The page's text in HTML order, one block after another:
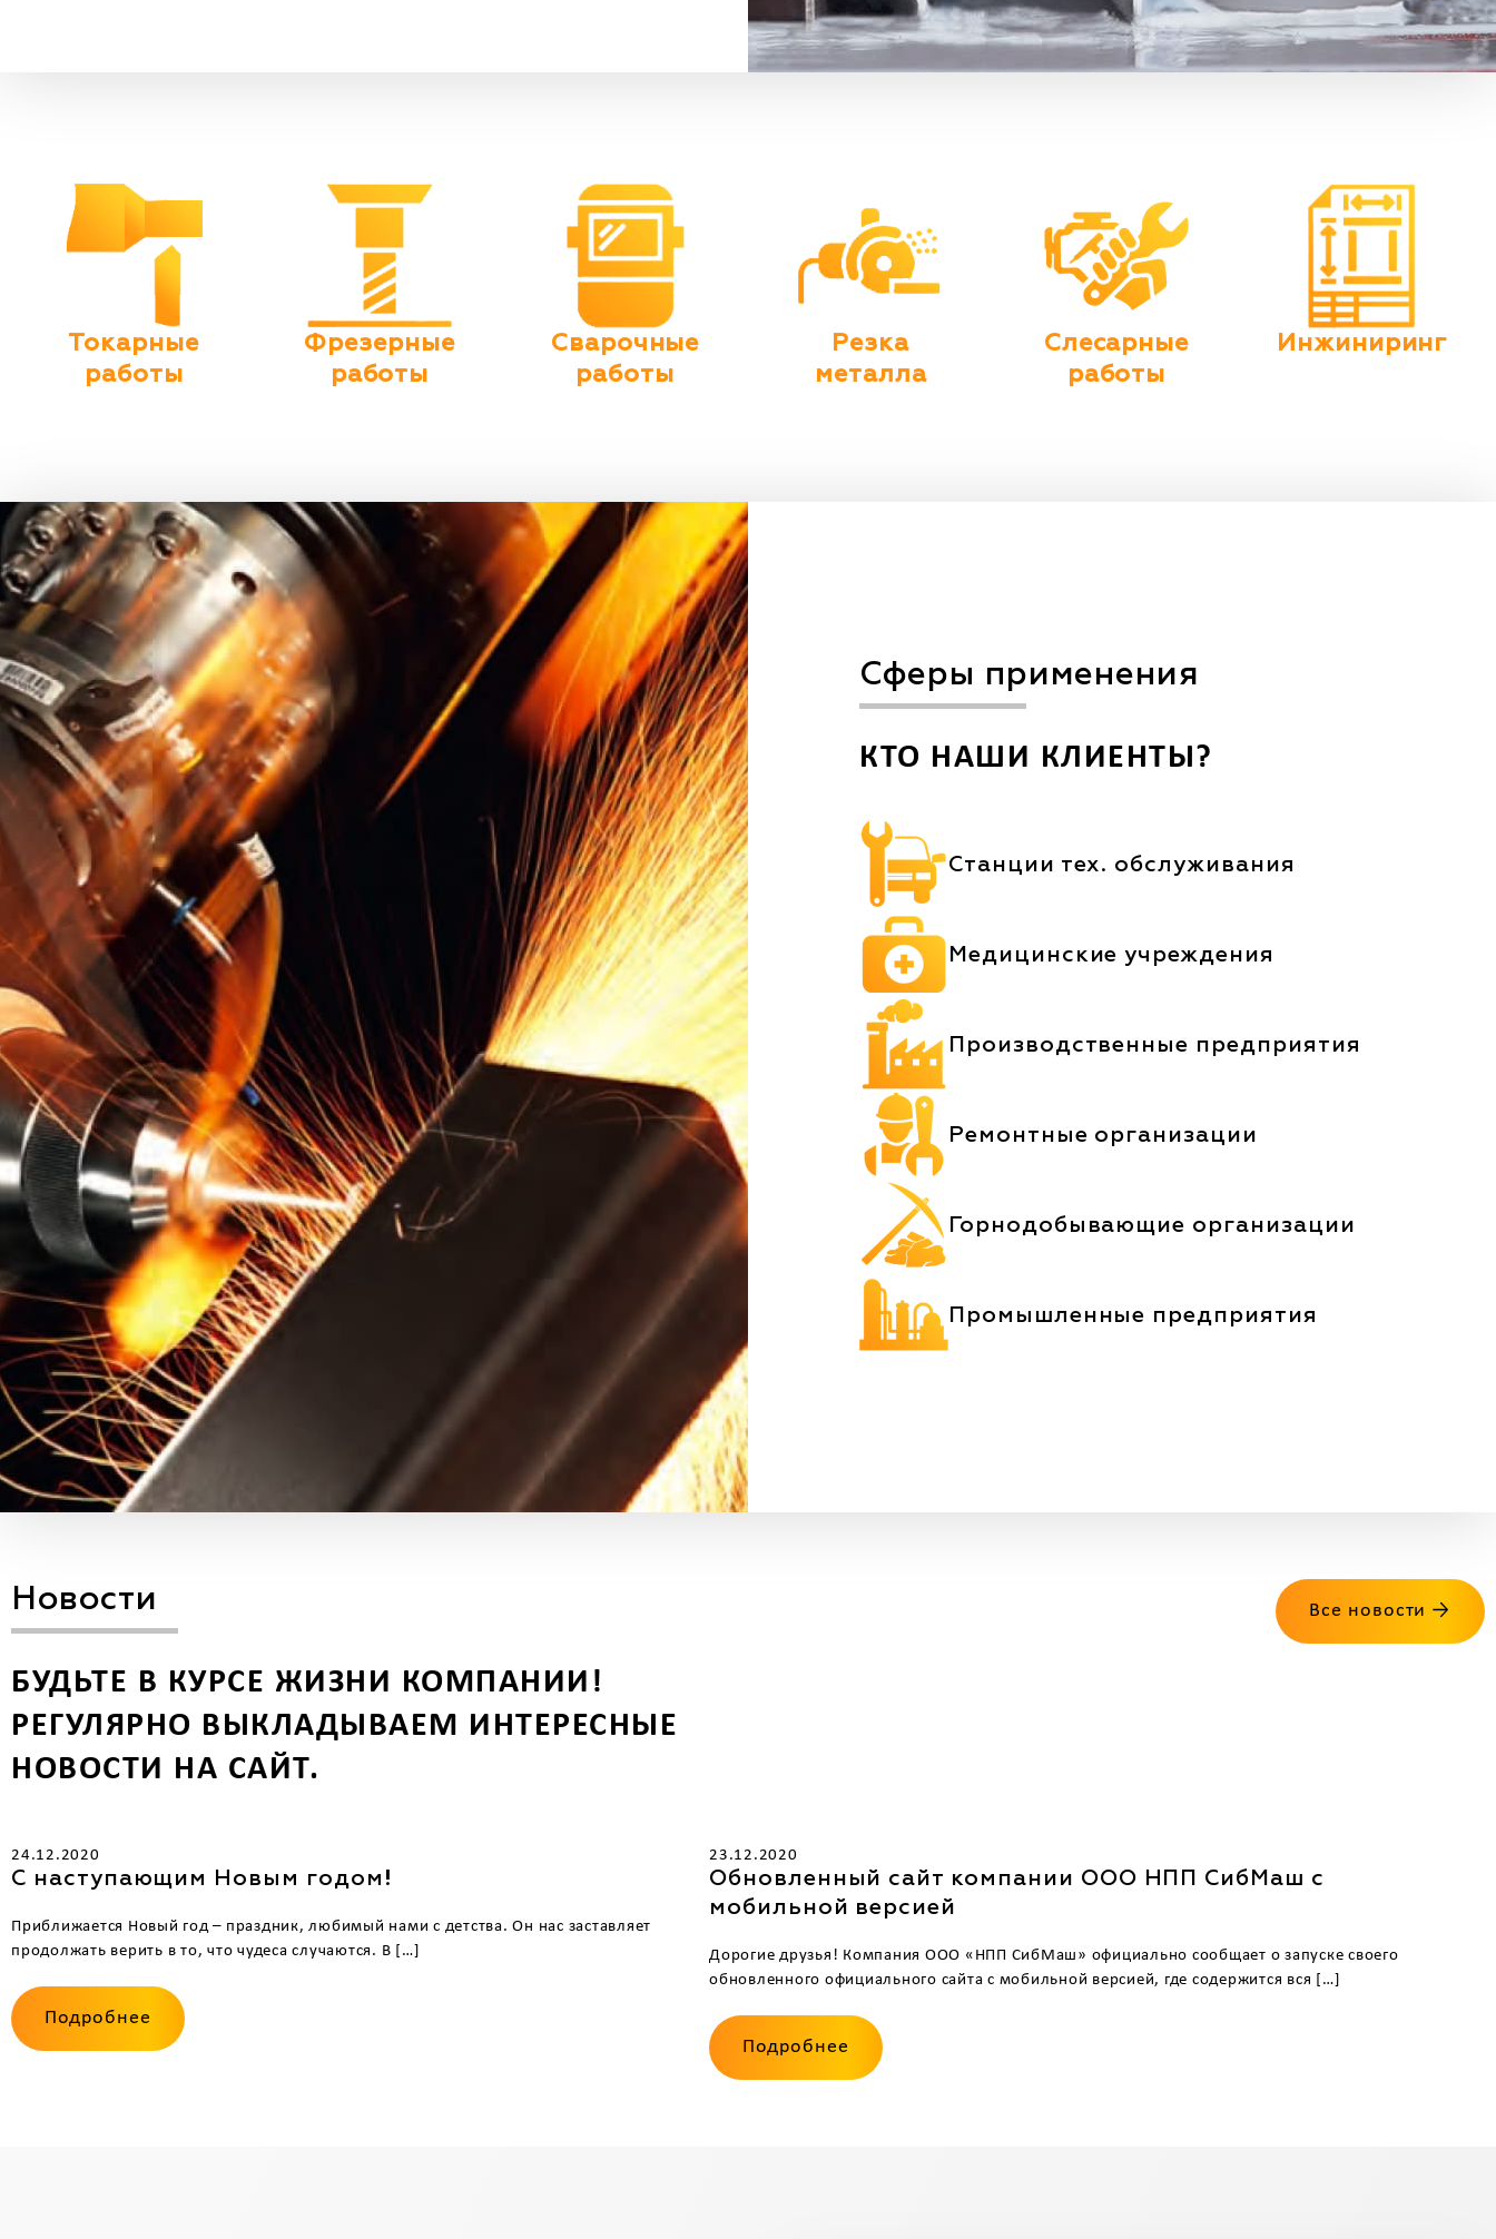
Токарные
работы
Фрезерные
работы
Сварочные
работы
Резка
металла
Слесарные
работы
Инжиниринг
Сферы применения
КТО НАШИ КЛИЕНТЫ?
Станции тех. обслуживания
Медицинские учреждения
Производственные предприятия
Ремонтные организации
Горнодобывающие организации
Промышленные предприятия
Новости Все новости →
БУДЬТЕ В КУРСЕ ЖИЗНИ КОМПАНИИ!
РЕГУЛЯРНО ВЫКЛАДЫВАЕМ ИНТЕРЕСНЫЕ
НОВОСТИ НА САЙТ.
24.12.2020
С наступающим Новым годом!
Приближается Новый год – праздник, любимый нами с детства. Он нас заставляет
продолжать верить в то, что чудеса случаются. В […]
Подробнее
23.12.2020
Обновленный сайт компании ООО НПП СибМаш с
мобильной версией
Дорогие друзья! Компания ООО «НПП СибМаш» официально сообщает о запуске своего
обновленного официального сайта с мобильной версией, где содержится вся […]
Подробнее